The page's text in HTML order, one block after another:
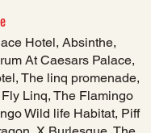
Hotel, Absinthe,
At Caesars Palace,
The linq promenade,
Linq, The Flamingo
Wild life Habitat, Piff